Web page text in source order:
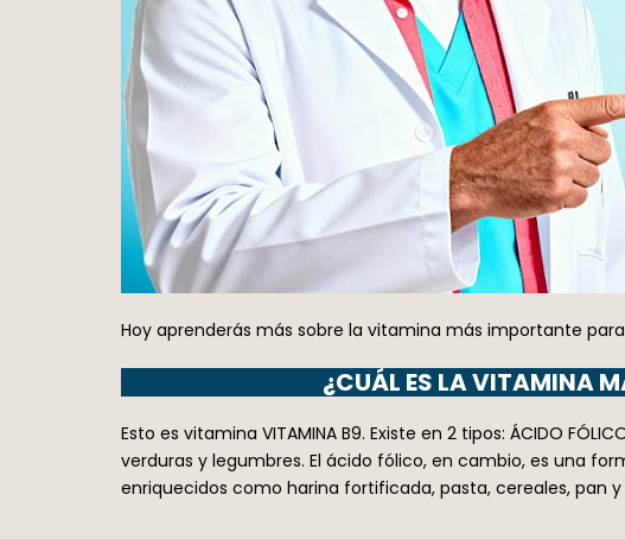
Hoy aprenderás más sobre la vitamina más importante
¿CUÁL ES LA VITAMINA
Esto es vitamina VITAMINA B9. Existe en 2 tipos: ÁCIDO
verduras y legumbres. El ácido fólico, en cambio, es una
enriquecidos como harina fortificada, pasta, cereales, pan y